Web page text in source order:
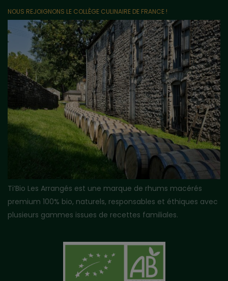
NOUS REJOIGNONS LE COLLÈGE CULINAIRE DE FRANCE !
Ti’Bio Les Arrangés est une marque de rhums macérés
premium 100% bio, naturels, responsables et éthiques avec
plusieurs gammes issues de recettes familiales.